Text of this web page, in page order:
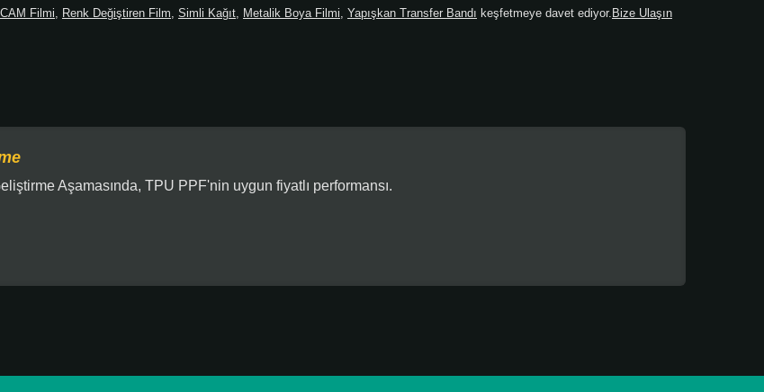
Filmi Renk Değiştiren Film Simli Kağıt Metalik Boya Filmi Yapışkan Transfer Bandı keşfetmeye davet ediyor. Bize Ulaşın
Aşamasında, TPU PPF'nin uygun fiyatlı performansı.